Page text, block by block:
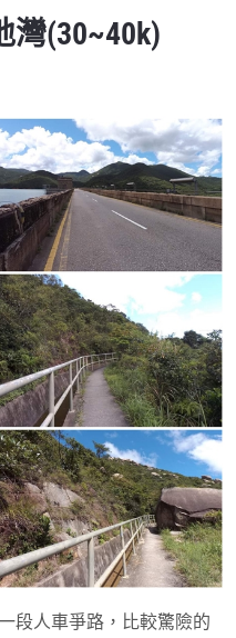
灣(30~40k)
段人車爭路，比較驚險的